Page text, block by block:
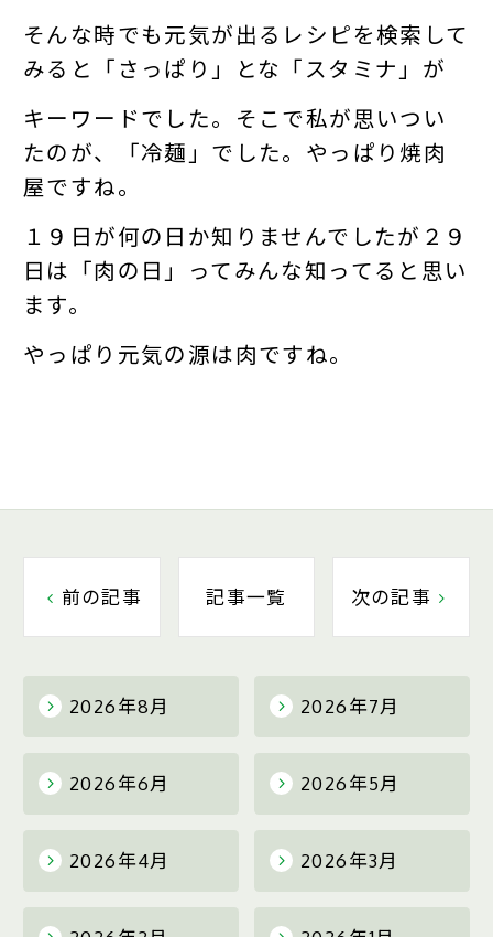
2026年8月 2026年7月
2026年6月 2026年5月
2026年4月 2026年3月
そんな時でも元気が出るレシピを検索して
みると「さっぱり」とな「スタミナ」が
キーワードでした。そこで私が思いつい
たのが、「冷麺」でした。やっぱり焼肉
屋ですね。
１９日が何の日か知りませんでしたが２９
日は「肉の日」ってみんな知ってると思い
ます。
やっぱり元気の源は肉ですね。
前の記事 記事一覧 次の記事